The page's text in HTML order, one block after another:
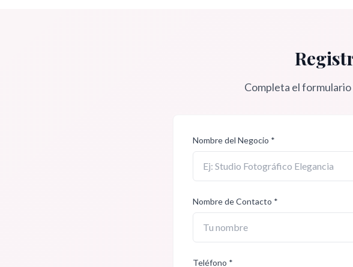
Completa el
Nombre del Negocio *
Nombre de Contacto *
Teléfono *